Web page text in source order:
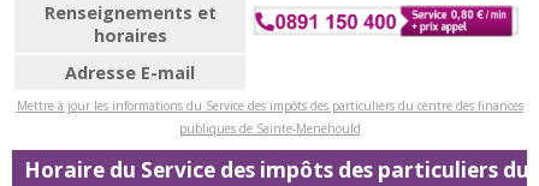
Renseignements et
horaires
Adresse E-mail
Mettre à jour les informations du Service des impôts des particuliers du centre des finances
publiques de Sainte-Menehould
Horaire du Service des impôts des particuliers